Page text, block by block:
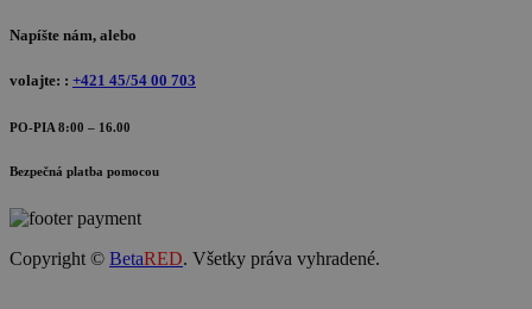
Napíšte nám, alebo
volajte: : +421 45/54 00 703
PO-PIA 8:00 – 16.00
Bezpečná platba pomocou
Copyright © BetaRED. Všetky práva vyhradené.